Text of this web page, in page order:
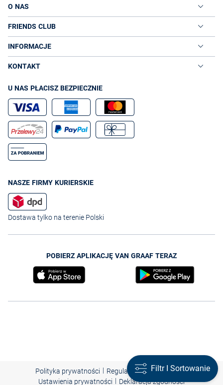
O NAS
FRIENDS CLUB
INFORMACJE
KONTAKT
U NAS PŁACISZ BEZPIECZNIE
NASZE FIRMY KURIERSKIE
Dostawa tylko na terenie Polski
POBIERZ APLIKACJĘ VAN GRAAF TERAZ
Polityka prywatności | Regulamin | Nota prawna |
Ustawienia prywatności | Deklaracja zgodności
Filtr I Sortowanie